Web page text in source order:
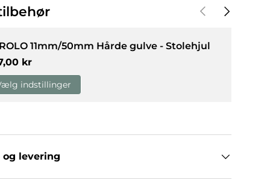
ForrigeNæste
11mm/50mm Hårde gulve - Stolehjul
kr
indstillinger
og levering